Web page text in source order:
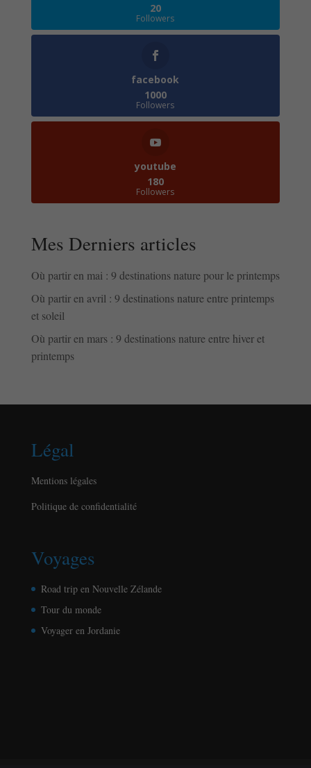
20
Followers
facebook
1000
Followers
youtube
180
Followers
Mes Derniers articles
Où partir en mai : 9 destinations nature pour le printemps
Où partir en avril : 9 destinations nature entre printemps
et soleil
Où partir en mars : 9 destinations nature entre hiver et
printemps
Légal
Mentions légales
Politique de confidentialité
Voyages
Road trip en Nouvelle Zélande
Tour du monde
Voyager en Jordanie